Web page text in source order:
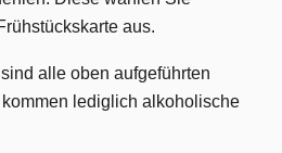
aus.
alle oben aufgeführten
lediglich alkoholische